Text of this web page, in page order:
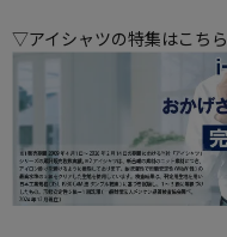
▽アイシャツの特集はこちら